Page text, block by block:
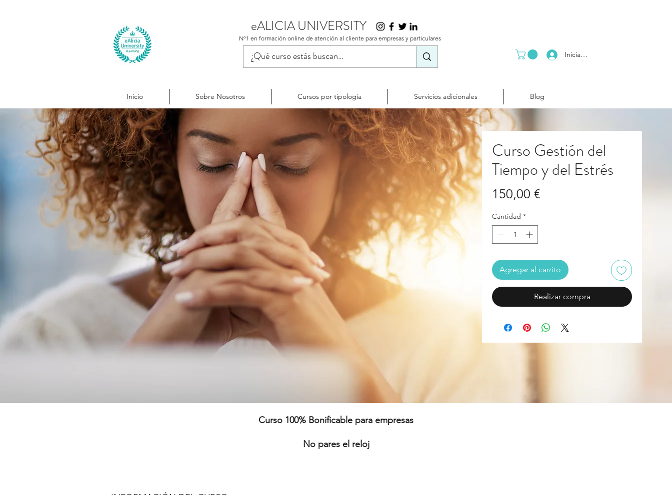
eALICIA UNIVERSITY
Nº1 en formación online de atención al cliente para empresas y particulares
Iniciar sesión
Inicio Sobre Nosotros Cursos por tipología Servicios adicionales Blog
Curso Gestión del
Tiempo y del Estrés
150,00 €Precio
Cantidad *
Agregar al carrito
Realizar compra
Curso 100% Bonificable para empresas
No pares el reloj
insuficiente. Esto nos origina sensación de descontrol y